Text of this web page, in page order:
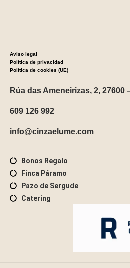
Aviso legal
Política de privacidad
Política de cookies (UE)
Rúa das Ameneirizas, 2, 27600
609 126 992
info@cinzaelume.com
Bonos Regalo
Finca Páramo
Pazo de Sergude
Catering